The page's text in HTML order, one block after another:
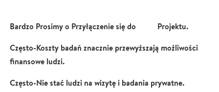
Bardzo Prosimy o Przyłączenie się do Projektu.
Często-Koszty badań znacznie przewyższają możliwości
finansowe ludzi.
Często-Nie stać ludzi na wizytę i badania prywatne.